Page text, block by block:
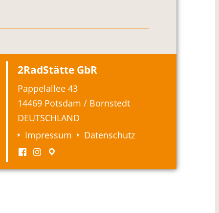
2RadStätte GbR
Pappelallee 43
14469 Potsdam / Bornstedt
DEUTSCHLAND
Impressum
Datenschutz